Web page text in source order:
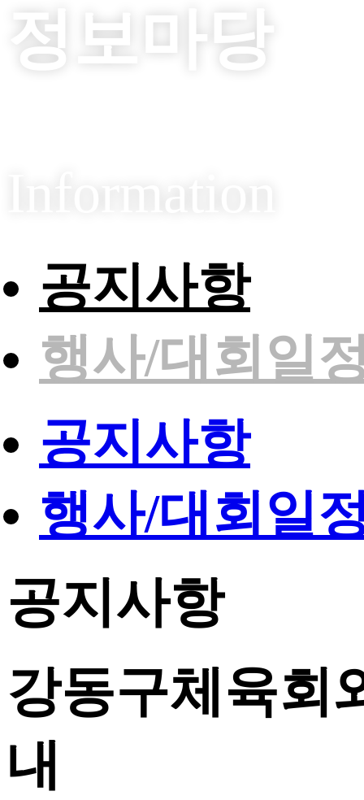
정보마당
공지사항
행사/대회일
공지사항
행사/대회일
공지사항
강동구체육회
내